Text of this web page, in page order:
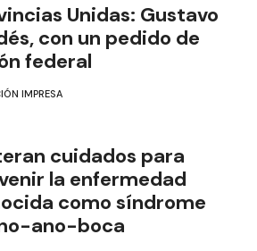
Unidas: Gustavo
con un pedido de
federal
IMPRESA
cuidados para
la enfermedad
como síndrome
ano-boca